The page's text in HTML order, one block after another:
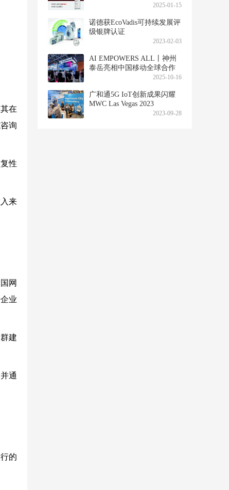
在
询
性
来
网
业
建
通
的
证，进一步拓展全球卫星物
2025-01-15
诺德获EcoVadis可持续发展评
级银牌认证
2023-02-03
AI EMPOWERS ALL丨神州
泰岳亮相中国移动全球合作
2025-10-16
广和通5G IoT创新成果闪耀
MWC Las Vegas 2023
2023-09-28